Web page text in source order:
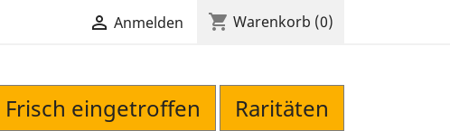
 Anmelden shopping_cart Warenkorb (0)
Frisch eingetroffen Raritäten